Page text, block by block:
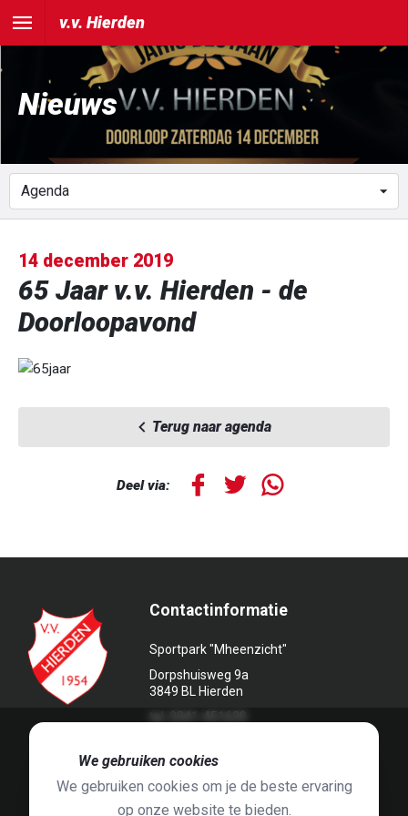
v.v. Hierden
Nieuws
14 december 2019
65 Jaar v.v. Hierden - de
Doorloopavond
Terug naar agenda
Deel via:
Contactinformatie
Sportpark "Mheenzicht"
Dorpshuisweg 9a
3849 BL Hierden
We gebruiken cookies
We gebruiken cookies om je de beste ervaring
op onze website te bieden.